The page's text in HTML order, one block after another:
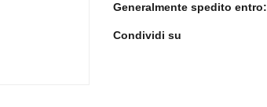
Generalmente spedito entro:
Condividi su